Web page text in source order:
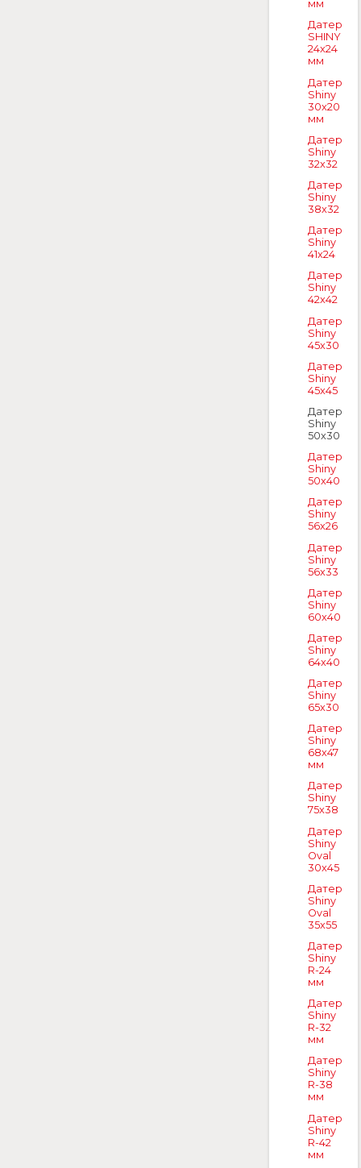
мм
Датер
SHINY
24x24
мм
Датер
Shiny
30x20
мм
Датер
Shiny
32x32
Датер
Shiny
38x32
Датер
Shiny
41x24
Датер
Shiny
42x42
Датер
Shiny
45x30
Датер
Shiny
45x45
Датер
Shiny
50x30
Датер
Shiny
50x40
Датер
Shiny
56x26
Датер
Shiny
56x33
Датер
Shiny
60x40
Датер
Shiny
64x40
Датер
Shiny
65x30
Датер
Shiny
68х47
мм
Датер
Shiny
75x38
Датер
Shiny
Oval
30x45
Датер
Shiny
Oval
35x55
Датер
Shiny
R-24
мм
Датер
Shiny
R-32
мм
Датер
Shiny
R-38
мм
Датер
Shiny
R-42
мм